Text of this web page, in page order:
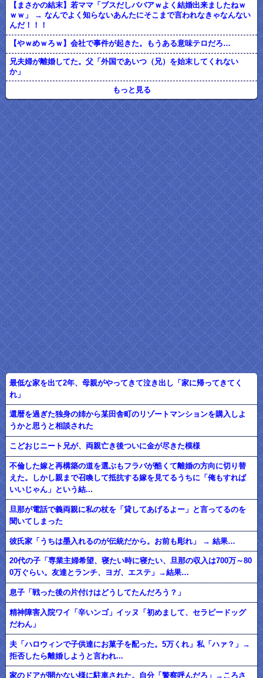
【まさかの結末】若ママ「ブスだしババアｗよく結婚出来ましたねｗ
ｗｗ」 → なんでよく知らないあんたにそこまで言われなきゃなんない
んだ！！！
【やｗめｗろｗ】会社で事件が起きた。もうある意味テロだろ…
兄夫婦が離婚してた。父「外国であいつ（兄）を始末してくれない
か」
もっと見る
最低な家を出て2年、母親がやってきて泣き出し「家に帰ってきてく
れ」
還暦を過ぎた独身の姉から某田舎町のリゾートマンションを購入しよ
うかと思うと相談された
こどおじニート兄が、両親亡き後ついに金が尽きた模様
不倫した嫁と再構築の道を選ぶもフラバが酷くて離婚の方向に切り替
えた。しかし親まで召喚して抵抗する嫁を見てるうちに「俺もすれば
いいじゃん」という結...
旦那が電話で義両親に私の杖を「貸してあげるよー」と言ってるのを
聞いてしまった
彼氏家「うちは墨入れるのが伝統だから。お前も彫れ」 → 結果…
20代の子「専業主婦希望、寝たい時に寝たい、旦那の収入は700万～80
0万ぐらい。友達とランチ、ヨガ、エステ」→結果…
息子「戦った後の片付けはどうしてたんだろう？」
精神障害入院ワイ「辛いンゴ」イッヌ「初めまして、セラピードッグ
だわん」
夫「ハロウィンで子供達にお菓子を配った。5万くれ」私「ハァ？」→
拒否したら離婚しようと言われ...
家のドアが開かない様に駐車された。自分「警察呼んだろ」→ころさ